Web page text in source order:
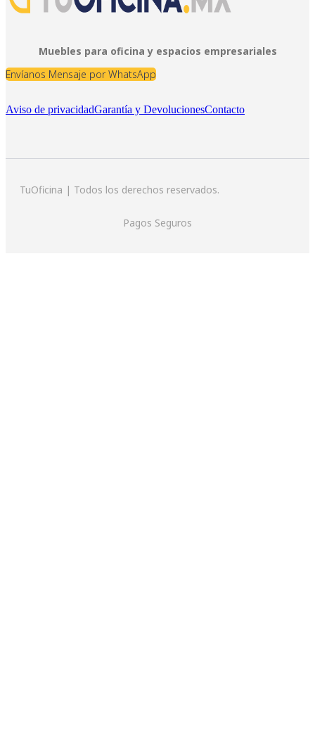
Muebles para oficina y espacios empresariales
Envíanos Mensaje por WhatsApp
Aviso de privacidadGarantía y DevolucionesContacto
TuOficina | Todos los derechos reservados.
Pagos Seguros